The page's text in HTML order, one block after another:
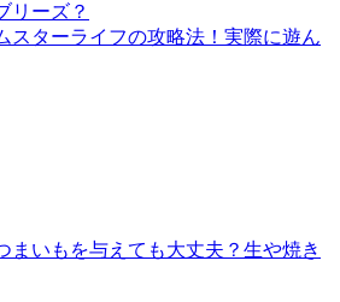
リーズ？
スターライフの攻略法！実際に遊ん
まいもを与えても大丈夫？生や焼き